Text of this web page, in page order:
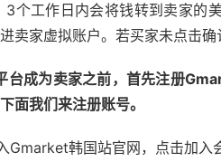
个工作日内会将钱转到卖家的
卖家虚拟账户。若买家未点击
台成为卖家之前，首先注册
面我们来注册账号。
韩国站官网，点击加入